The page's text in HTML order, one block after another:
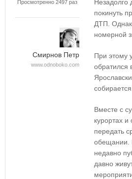
Просмотренно 2497 раз
Смирнов Петр
www.odnoboko.com
Незадолго
покинуть
ДТП.
номерной
При этому
обратился
собирается.
Вместе с
курортах
передать
обещании.
недавно
давно